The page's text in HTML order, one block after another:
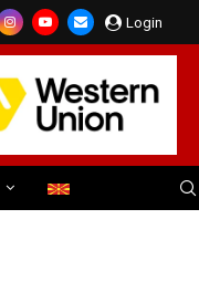
Login